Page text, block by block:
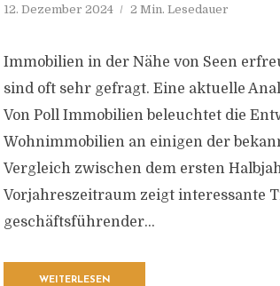
12. Dezember 2024 2 Min. Lesedauer
Immobilien in der Nähe von Seen
sind oft sehr gefragt. Eine aktuelle
Von Poll Immobilien beleuchtet die
Wohnimmobilien an einigen der
Vergleich zwischen dem ersten
Vorjahreszeitraum zeigt interessante
geschäftsführender...
WEITERLESEN